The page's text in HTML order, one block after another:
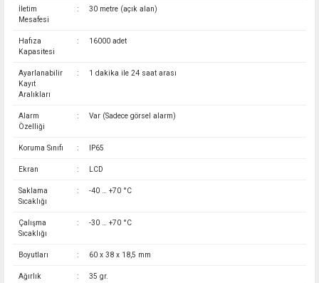
İletim
Mesafesi
: 30 metre (açık alan)
Hafıza
Kapasitesi
: 16000 adet
Ayarlanabilir
Kayıt
Aralıkları
: 1 dakika ile 24 saat arası
Alarm
Özelliği
: Var (Sadece görsel alarm)
Koruma Sınıfı : IP65
Ekran : LCD
Saklama
Sıcaklığı
: -40 … +70 °C
Çalışma
Sıcaklığı
: -30 … +70 °C
Boyutları : 60 x 38 x 18,5 mm
Ağırlık : 35 gr.